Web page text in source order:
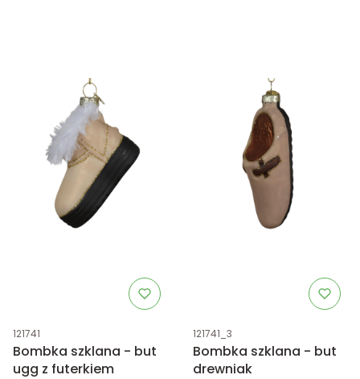
Kod produktu
121741
Bombka szklana - but
ugg z futerkiem
Kod produktu
121741_3
Bombka szklana - but
drewniak